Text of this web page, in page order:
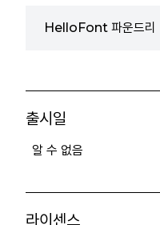
HelloFont 파운드리
출시일
알 수 없음
라이센스